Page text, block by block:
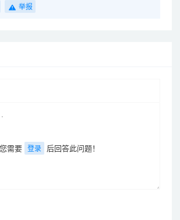
举报
您需要 登录 后回答此问题！